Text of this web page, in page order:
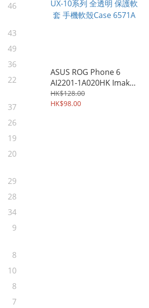
46
43
49
36
22
37
26
19
20
29
28
34
9
8
10
8
7
ASUS ROG Phone 6
AI2201-1A020HK Imak
UX-10系列 全透明 保護軟
套 手機軟殼Case 6571A
HK$128.00
HK$98.00